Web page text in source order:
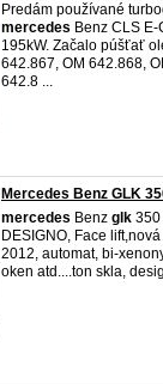
Predám používané
mercedes Benz CLS
195kW. Začalo púšťať
642.867, OM 642.868,
642.8 ...
Mercedes Benz GLK
mercedes Benz glk 350
DESIGNO, Face
2012, automat, bi-
oken atd....ton skla,